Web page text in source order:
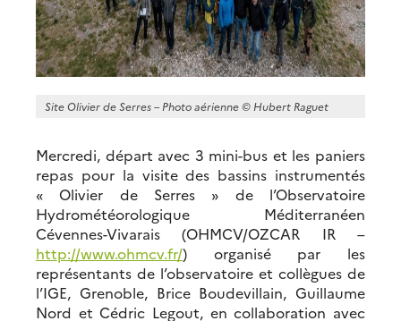
Site Olivier de Serres – Photo aérienne © Hubert Raguet
Mercredi, départ avec 3 mini-bus et les paniers
repas pour la visite des bassins instrumentés
« Olivier de Serres » de l’Observatoire
Hydrométéorologique Méditerranéen
Cévennes-Vivarais (OHMCV/OZCAR IR –
http://www.ohmcv.fr/) organisé par les
représentants de l’observatoire et collègues de
l’IGE, Grenoble, Brice Boudevillain, Guillaume
Nord et Cédric Legout, en collaboration avec